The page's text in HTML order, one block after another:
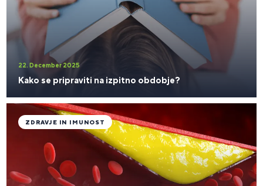
22. December 2025
Kako se pripraviti na izpitno obdobje?
ZDRAVJE IN IMUNOST